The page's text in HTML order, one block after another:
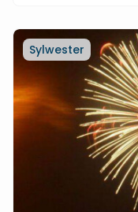
Sylwester